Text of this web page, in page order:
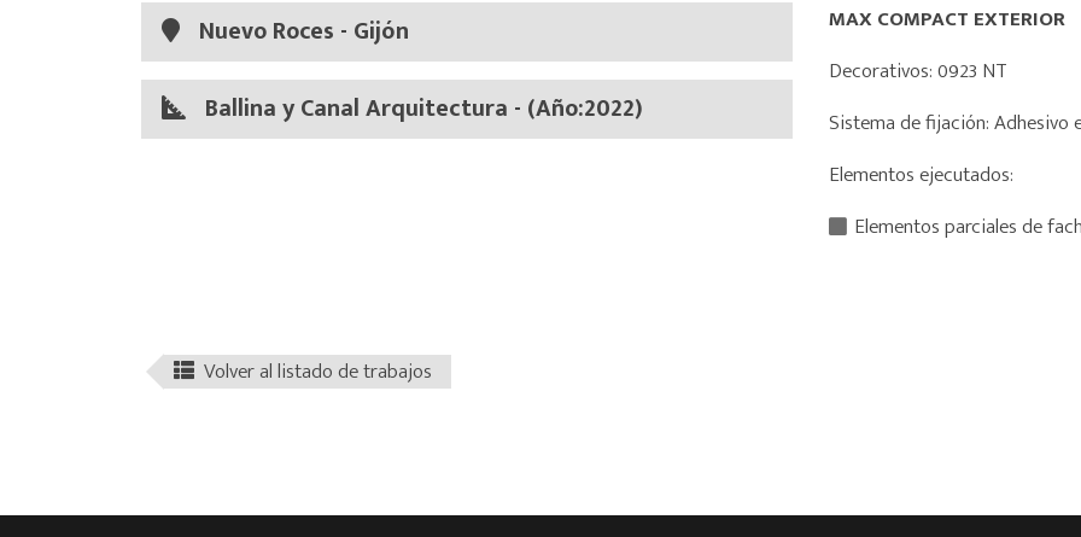
Nuevo Roces - Gijón
Ballina y Canal Arquitectura - (Año:2022)
MAX COMPACT EXTERIOR
Decorativos: 0923 NT
Sistema de fijación: Adhesivo
Elementos ejecutados:
Elementos parciales de
Volver al listado de trabajos